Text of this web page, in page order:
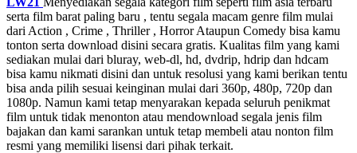
serta film barat paling baru , tentu segala macam genre film mulai
dari Action , Crime , Thriller , Horror Ataupun Comedy bisa kamu
tonton serta download disini secara gratis. Kualitas film yang kami
sediakan mulai dari bluray, web-dl, hd, dvdrip, hdrip dan hdcam
bisa kamu nikmati disini dan untuk resolusi yang kami berikan tentu
bisa anda pilih sesuai keinginan mulai dari 360p, 480p, 720p dan
1080p. Namun kami tetap menyarakan kepada seluruh penikmat
film untuk tidak menonton atau mendownload segala jenis film
bajakan dan kami sarankan untuk tetap membeli atau nonton film
resmi yang memiliki lisensi dari pihak terkait.